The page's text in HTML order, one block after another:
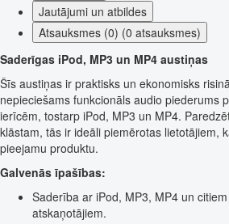
Jautājumi un atbildes
Atsauksmes (0) (0 atsauksmes)
Saderīgas iPod, MP3 un MP4 austiņas
Šīs austiņas ir praktisks un ekonomisks
nepieciešams funkcionāls audio piederums
ierīcēm, tostarp iPod, MP3 un MP4.
klāstam, tās ir ideāli piemērotas lietotājiem,
pieejamu produktu.
Galvenās īpašības:
Saderība ar iPod, MP3, MP4 un
atskaņotājiem.